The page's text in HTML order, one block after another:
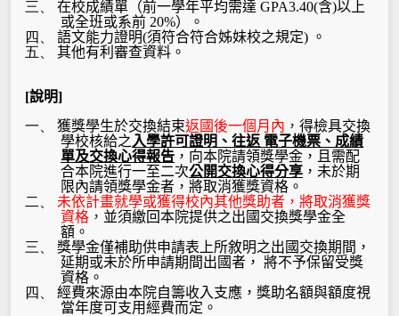
三、
在校成績單（前一學年平均需達 GPA3.40(含)以上
或全班或系前 20%）。
四、
語文能力證明(須符合符合姊妹校之規定) 。
五、
其他有利審查資料。
[說明]
一、
獲獎學生於交換結束返國後一個月內 ，得檢具交換
學校核給之 入學許可證明、往返 電子機票、成績
單及交換心得報告 ，向本院請領獎學金，且需配
合本院進行一至二次公開交換心得分享 ，未於期
限內請領獎學金者，將取消獲獎資格。
二、
未依計畫就學或獲得校內其他獎助者，將取消獲獎
資格 ， 並須繳回本院提供之出國交換獎學金全
額。
三、
獎學金僅補助供申請表上所敘明之出國交換期間，
延期或未於所申請期間出國者， 將不予保留受獎
資格。
四、
經費來源由本院自籌收入支應，獎助名額與額度視
當年度可支用經費而定。